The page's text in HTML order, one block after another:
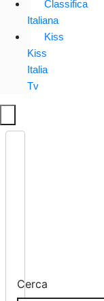
Classifica
Italiana
Kiss
Kiss
Italia
Tv
Cerca